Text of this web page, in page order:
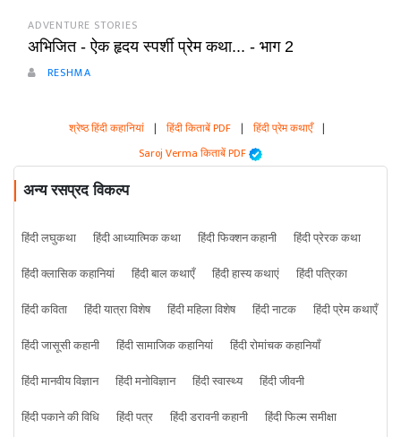
ADVENTURE STORIES
अभिजित - ऐक हृदय स्पर्शी प्रेम कथा... - भाग 2
RESHMA
श्रेष्ठ हिंदी कहानियां | हिंदी किताबें PDF | हिंदी प्रेम कथाएँ |
Saroj Verma किताबें PDF
अन्य रसप्रद विकल्प
हिंदी लघुकथा हिंदी आध्यात्मिक कथा हिंदी फिक्शन कहानी
हिंदी प्रेरक कथा
हिंदी क्लासिक कहानियां
हिंदी बाल कथाएँ हिंदी हास्य कथाएं
हिंदी पत्रिका
हिंदी कविता
हिंदी यात्रा विशेष हिंदी महिला विशेष हिंदी नाटक
हिंदी प्रेम कथाएँ
हिंदी जासूसी कहानी
हिंदी सामाजिक कहानियां
हिंदी रोमांचक कहानियाँ
हिंदी मानवीय विज्ञान
हिंदी मनोविज्ञान हिंदी स्वास्थ्य
हिंदी जीवनी
हिंदी पकाने की विधि
हिंदी पत्र हिंदी डरावनी कहानी
हिंदी फिल्म समीक्षा